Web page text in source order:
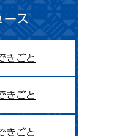
ース
きごと
きごと
きごと